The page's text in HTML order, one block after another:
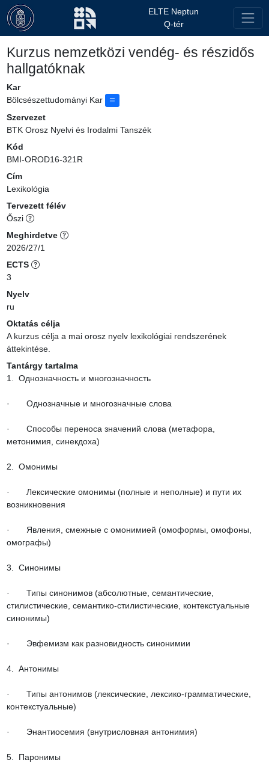
ELTE Neptun
Q-tér
Kurzus nemzetközi vendég- és részidős
hallgatóknak
Kar
Bölcsészettudományi Kar
Szervezet
BTK Orosz Nyelvi és Irodalmi Tanszék
Kód
BMI-OROD16-321R
Cím
Lexikológia
Tervezett félév
Őszi
Meghirdetve
2026/27/1
ECTS
3
Nyelv
ru
Oktatás célja
A kurzus célja a mai orosz nyelv lexikológiai rendszerének
áttekintése.
Tantárgy tartalma
1.  Однозначность и многозначность
·       Однозначные и многозначные слова
·       Способы переноса значений слова (метафора,
метонимия, синекдоха)
2.  Омонимы
·       Лексические омонимы (полные и неполные) и пути их
возникновения
·       Явления, смежные с омонимией (омоформы, омофоны,
омографы)
3.  Синонимы
·       Типы синонимов (абсолютные, семантические,
стилистические, семантико-стилистические, контекстуальные
синонимы)
·       Эвфемизм как разновидность синонимии
4.  Антонимы
·       Типы антонимов (лексические, лексико-грамматические,
контекстуальные)
·       Энантиосемия (внутрисловная антонимия)
5.  Паронимы